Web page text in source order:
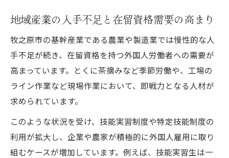
地域産業の人手不足と在留資格需要の高まり
牧之原市の基幹産業である農業や製造業では慢性的な人
手不足が続き、在留資格を持つ外国人労働者への需要が
高まっています。とくに茶摘みなど季節労働や、工場の
ライン作業など現場作業において、即戦力となる人材が
求められています。
このような状況を受け、技能実習制度や特定技能制度の
利用が拡大し、企業や農家が積極的に外国人雇用に取り
組むケースが増加しています。例えば、技能実習生は一